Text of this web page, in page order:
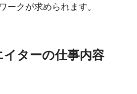
ークが求められます。
ターの仕事内容